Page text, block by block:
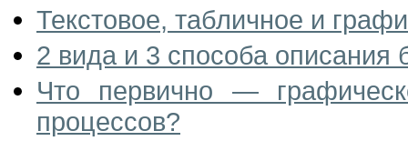
Текстовое, табличное и
2 вида и 3 способа описания
Что первично —
процессов?